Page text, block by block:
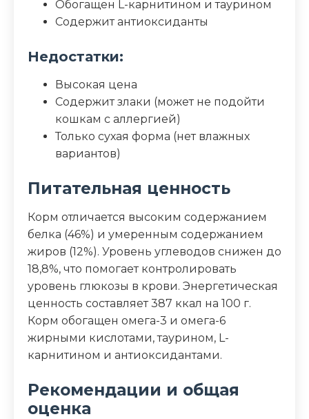
Обогащен L-карнитином и таурином
Содержит антиоксиданты
Недостатки:
Высокая цена
Содержит злаки (может не подойти
кошкам с аллергией)
Только сухая форма (нет влажных
вариантов)
Питательная ценность
Корм отличается высоким содержанием
белка (46%) и умеренным содержанием
жиров (12%). Уровень углеводов снижен до
18,8%, что помогает контролировать
уровень глюкозы в крови. Энергетическая
ценность составляет 387 ккал на 100 г.
Корм обогащен омега-3 и омега-6
жирными кислотами, таурином, L-
карнитином и антиоксидантами.
Рекомендации и общая
оценка